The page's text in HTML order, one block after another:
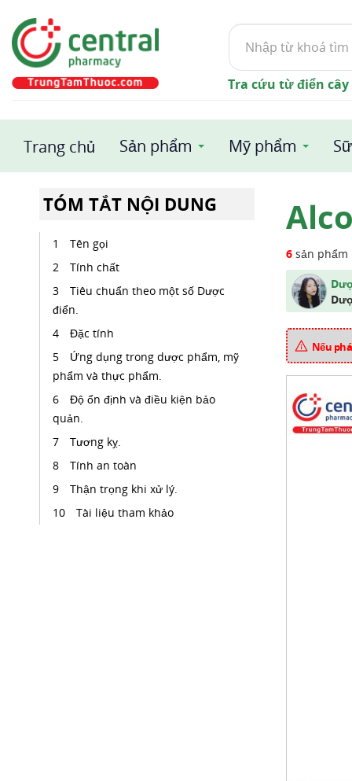
Tìm
kiếm
Tra cứu từ điển
Trang chủ Sản phẩm Mỹ phẩm
TÓM TẮT NỘI DUNG
Tên gọi
Tính chất
Tiêu chuẩn theo một số Dược
điển.
Đặc tính
Ứng dụng trong dược phẩm, mỹ
phẩm và thực phẩm.
Độ ổn định và điều kiện bảo
quản.
Tương kỵ.
Tính an toàn
Thận trọng khi xử lý.
Tài liệu tham khảo
6sản phẩm
Nếu